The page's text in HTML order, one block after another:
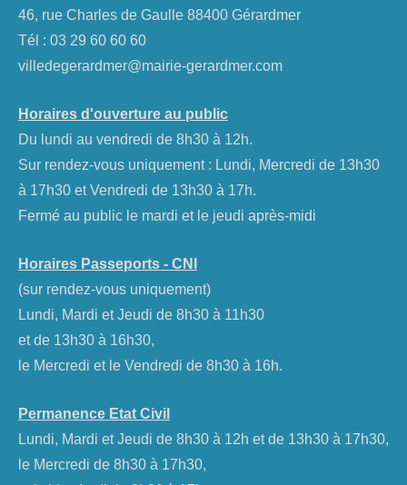
46, rue Charles de Gaulle 88400 Gérardmer
Tél : 03 29 60 60 60
villedegerardmer@mairie-gerardmer.com
Horaires d'ouverture au public
Du lundi au vendredi de 8h30 à 12h.
Sur rendez-vous uniquement : Lundi, Mercredi de 13h30
à 17h30 et Vendredi de 13h30 à 17h.
Fermé au public le mardi et le jeudi après-midi
Horaires Passeports - CNI
(sur rendez-vous uniquement)
Lundi, Mardi et Jeudi de 8h30 à 11h30
et de 13h30 à 16h30,
le Mercredi et le Vendredi de 8h30 à 16h.
Permanence Etat Civil
Lundi, Mardi et Jeudi de 8h30 à 12h et de 13h30 à 17h30,
le Mercredi de 8h30 à 17h30,